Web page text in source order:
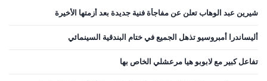
شيرين عبد الوهاب تعلن عن مفاجأة فنية جديدة بعد أزمتها الأخيرة
أليساندرا أمبروسيو تذهل الجميع في ختام البندقية السينمائي
تفاعل كبير مع لابوبو هيا مرعشلي الخاص بها